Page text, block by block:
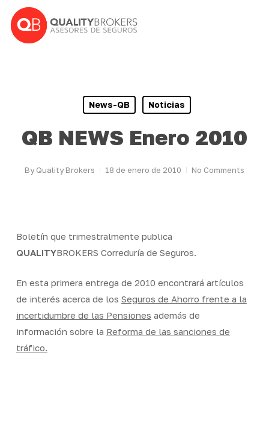
main
News-QB Noticias
QB NEWS Enero 2010
By Quality Brokers 18 de enero de 2010 No Comments
Boletín que trimestralmente publica
QUALITYBROKERS Correduría de Seguros.
En esta primera entrega de 2010 encontrará artículos
de interés acerca de los Seguros de Ahorro frente a la
incertidumbre de las Pensiones además de
información sobre la Reforma de las sanciones de
tráfico.